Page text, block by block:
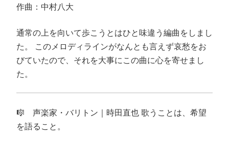
作曲：中村八大
通常の上を向いて歩こうとはひと味違う編曲をしまし
た。 このメロディラインがなんとも言えず哀愁をお
びていたので、それを大事にこの曲に心を寄せまし
た。
🎼 声楽家・バリトン｜時田直也 歌うことは、希望
を語ること。